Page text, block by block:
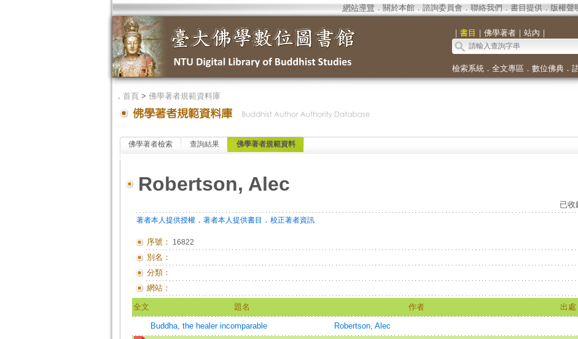
網站導覽 ． 關於本館． 諮詢委員會． 聯絡我們 ． 書目提供． 版權聲
｜ 書目 ｜ 佛學著者｜ 站內 ｜
檢索系統． 全文專區 ． 數位佛典．
． 首頁> 佛學著者規範資料庫
佛學著者檢索 查詢結果 佛學著者規範資料
Robertson, Alec
已收
著者本人提供授權． 著者本人提供書目 ． 校正著者資訊
序號： 16822
別名：
分類：
網站：
全文 題名 作者 出處
Buddha, the healer incomparable Robertson, Alec